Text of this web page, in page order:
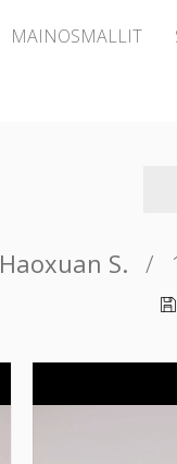
MAINOSMALLIT
Haoxuan S. /